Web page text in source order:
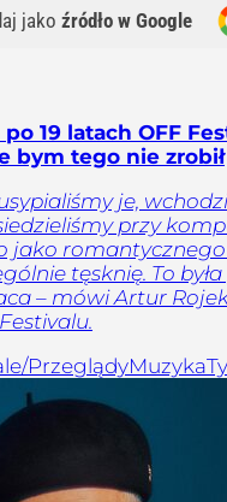
jako źródło w Google
19 latach OFF
bym tego nie zrobił
usypialiśmy je,
przy
jako romantycznego
tęsknię. To
– mówi Artur
PrzeglądyMuzyka